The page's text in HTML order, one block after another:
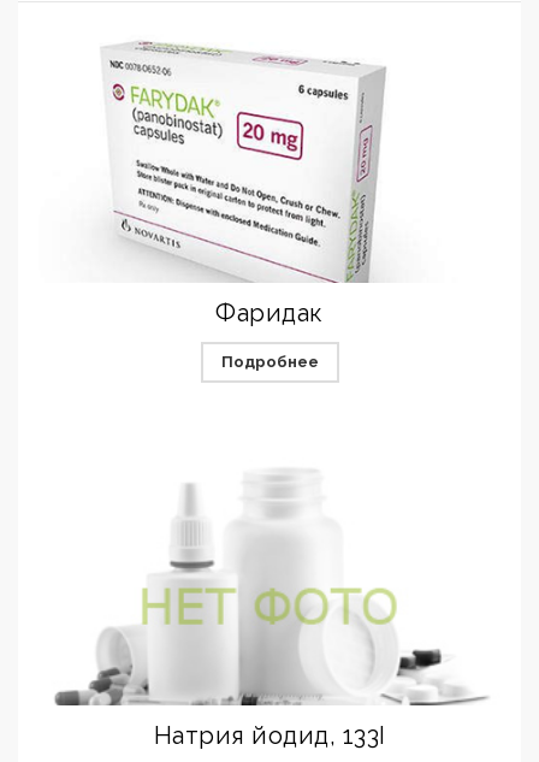
Фаридак
Подробнее
Натрия йодид, 133I